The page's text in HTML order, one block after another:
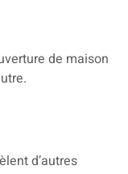
de maison
d’autres